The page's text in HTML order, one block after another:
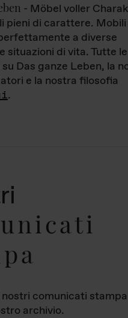
- Möbel voller
pieni di carattere. Mobili
a diverse
situazioni di vita. Tutte le
Das ganze Leben, la
e la nostra filosofia
.
comunicati stampa
archivio.